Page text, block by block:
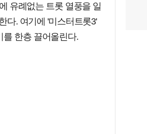
유례없는 트롯 열풍을 일
다. 여기에 '미스터트롯3'
를 한층 끌어올린다.